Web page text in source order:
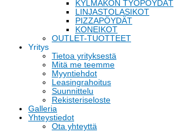
KYLMÄKÖN TYÖPÖYDÄT
LINJASTOLASIKOT
PIZZAPÖYDÄT
KONEIKOT
OUTLET-TUOTTEET
Yritys
Tietoa yrityksestä
Mitä me teemme
Myyntiehdot
Leasingrahoitus
Suunnittelu
Rekisteriseloste
Galleria
Yhteystiedot
Ota yhteyttä